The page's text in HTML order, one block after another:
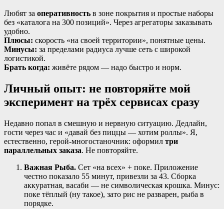
Любят за оперативность в зоне покрытия и простые наборы
без «каталога на 300 позиций». Через агрегаторы заказывать
удобно.
Плюсы: скорость «на своей территории», понятные цены.
Минусы: за пределами радиуса лучше сеть с широкой
логистикой.
Брать когда: живёте рядом — надо быстро и норм.
Личный опыт: не повторяйте мой
эксперимент на трёх сервисах сразу
Недавно попал в смешную и нервную ситуацию. Дедлайн,
гости через час и «давай без пиццы — хотим роллы». Я,
естественно, герой-многостаночник: оформил три
параллельных заказа. Не повторяйте.
Важная Рыба. Сет «на всех» + поке. Приложение
честно показало 55 минут, привезли за 43. Сборка
аккуратная, васаби — не символическая крошка. Минус:
поке тёплый (ну такое), зато рис не разварен, рыба в
порядке.